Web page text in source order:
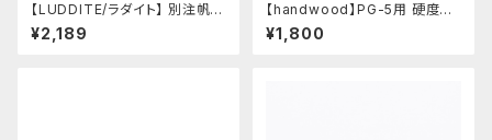
【LUDDITE/ラダイト】 別注帆布
ベンディペンケース (コーヒー)
¥2,189
【handwood】PG-5用 硬度表
示窓 (超超ジュラルミン/楕円)
¥1,800